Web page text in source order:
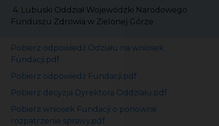
4. Lubuski Oddział Wojewódzki Narodowego
Funduszu Zdrowia w Zielonej Górze
Pobierz odpowiedź Odziału na wniosek
Fundacji.pdf
Pobierz odpowiedź Fundacji.pdf
Pobierz decyzja Dyrektora Oddziału.pdf
Pobierz wniosek Fundacji o ponowne
rozpatrzenie sprawy.pdf